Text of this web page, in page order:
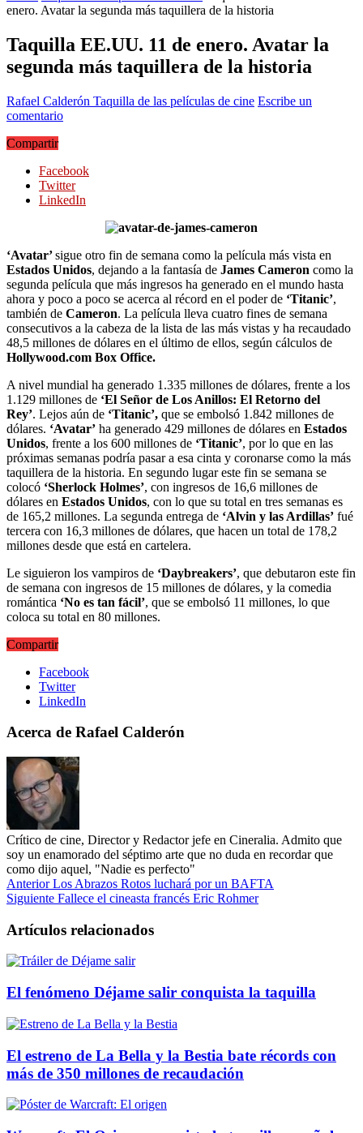
enero. Avatar la segunda más taquillera de la historia
Taquilla EE.UU. 11 de enero. Avatar la
segunda más taquillera de la historia
Rafael Calderón Taquilla de las películas de cine Escribe un
comentario
Compartir
Facebook
Twitter
LinkedIn
‘Avatar’sigue otro fin de semana como la película más vista en
Estados Unidos, dejando a la fantasía de James Cameron como la
segunda película que más ingresos ha generado en el mundo hasta
ahora y poco a poco se acerca al récord en el poder de ‘Titanic’,
también de Cameron. La película lleva cuatro fines de semana
consecutivos a la cabeza de la lista de las más vistas y ha recaudado
48,5 millones de dólares en el último de ellos, según cálculos de
Hollywood.com Box Office.
A nivel mundial ha generado 1.335 millones de dólares, frente a los
1.129 millones de ‘El Señor de Los Anillos: El Retorno del
Rey’. Lejos aún de ‘Titanic’, que se embolsó 1.842 millones de
dólares. ‘Avatar’ ha generado 429 millones de dólares en Estados
Unidos, frente a los 600 millones de ‘Titanic’, por lo que en las
próximas semanas podría pasar a esa cinta y coronarse como la más
taquillera de la historia. En segundo lugar este fin se semana se
colocó ‘Sherlock Holmes’, con ingresos de 16,6 millones de
dólares en Estados Unidos, con lo que su total en tres semanas es
de 165,2 millones. La segunda entrega de ‘Alvin y las Ardillas’ fué
tercera con 16,3 millones de dólares, que hacen un total de 178,2
millones desde que está en cartelera.
Le siguieron los vampiros de ‘Daybreakers’, que debutaron este fin
de semana con ingresos de 15 millones de dólares, y la comedia
romántica ‘No es tan fácil’, que se embolsó 11 millones, lo que
coloca su total en 80 millones.
Compartir
Facebook
Twitter
LinkedIn
Acerca de Rafael Calderón
Crítico de cine, Director y Redactor jefe en Cineralia. Admito que
soy un enamorado del séptimo arte que no duda en recordar que
como dijo aquel, "Nadie es perfecto"
AnteriorLos Abrazos Rotos luchará por un BAFTA
Siguiente Fallece el cineasta francés Eric Rohmer
Artículos relacionados
El fenómeno Déjame salir conquista la taquilla
El estreno de La Bella y la Bestia bate récords con
más de 350 millones de recaudación